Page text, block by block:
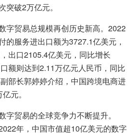
突破2万亿元。
字贸易总规模再创历史新高。2022
的服务进出口额为3727.1亿美元，
出口2105.4亿美元，同比增长
额则达到2.11万亿元人民币，同比
部长郭婷婷介绍，中国跨境电商进
元。
字贸易的全球竞争力不断提升。
年，中国市值超10亿美元的数字